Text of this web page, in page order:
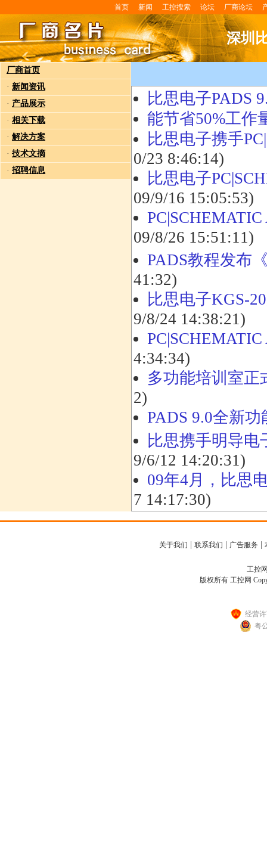
首页 新闻 工控搜索 论坛 厂商论坛
深圳
厂商首页
· 新闻资讯
· 产品展示
· 相关下载
· 解决方案
· 技术文摘
· 招聘信息
比思电子PADS
能节省50%工作
比思电子携手
0/23 8:46:14)
比思电子
09/9/16 15:05:53)
09/8/26 15:51:11)
PADS教程发布
41:32)
比思电子KGS-
9/8/24 14:38:21)
4:34:34)
多功能培训室
2)
PADS 9.0全新功
比思携手明导电
9/6/12 14:20:31)
09年4月，比思
7 14:17:30)
关于我们 联系我们 广告服务
工控
版权所有 工控网
经营
粤